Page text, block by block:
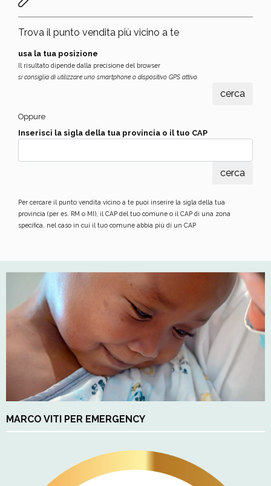
Trova il punto vendita più vicino a te
usa la tua posizione
Il risultato dipende dalla precisione del browser
si consiglia di utilizzare uno smartphone o dispositivo GPS attivo
Oppure
Inserisci la sigla della tua provincia o il tuo CAP
Per cercare il punto vendita vicino a te puoi inserire la sigla della tua
provincia (per es. RM o MI), il CAP del tuo comune o il CAP di una zona
specifica, nel caso in cui il tuo comune abbia più di un CAP
MARCO VITI PER EMERGENCY